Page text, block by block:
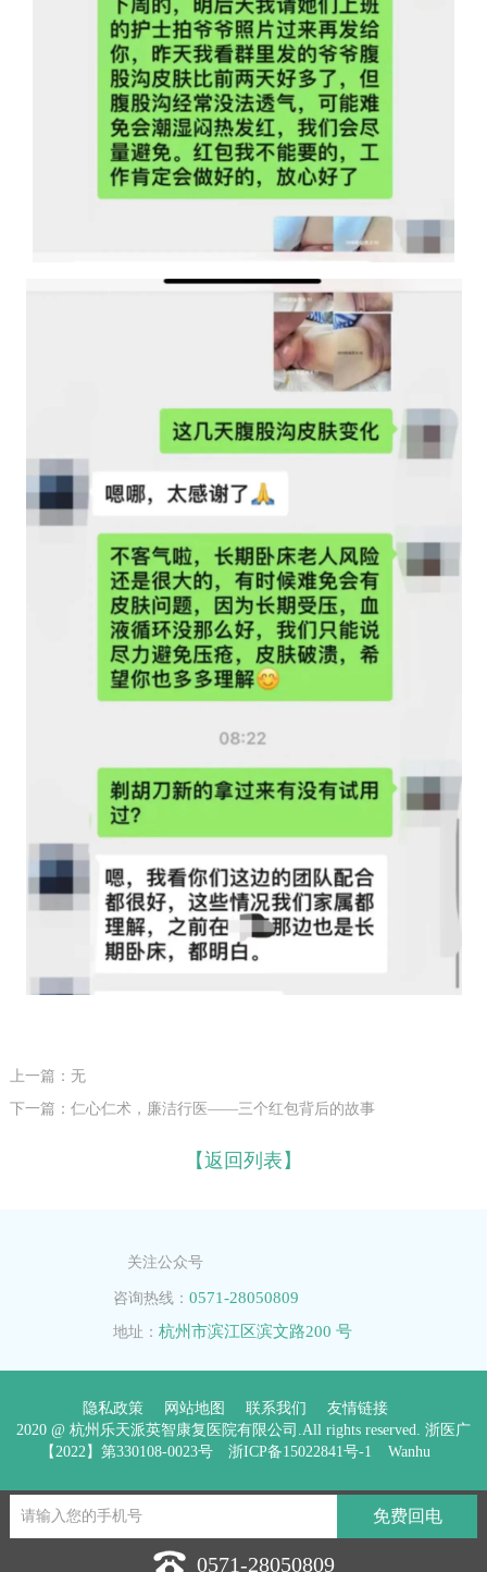
上一篇：无
下一篇：仁心仁术，廉洁行医——三个红包背后的故事
【返回列表】
关注公众号
咨询热线： 0571-28050809
地址： 杭州市滨江区滨文路200 号
隐私政策 网站地图 联系我们
友情链接
2020 @ 杭州乐天派英智康复医院有限公司.All rights reserved. 浙医广
【2022】第330108-0023号 浙ICP备15022841号-1 Wanhu
0571-28050809